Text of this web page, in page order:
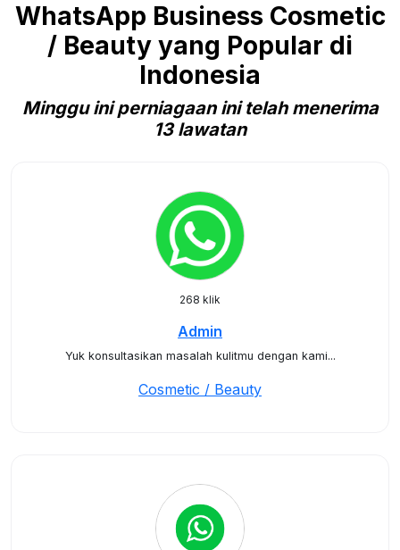
WhatsApp Business Cosmetic
/ Beauty yang Popular di
Indonesia
Minggu ini perniagaan ini telah menerima
13 lawatan
268 klik
Admin
Yuk konsultasikan masalah kulitmu dengan kami...
Cosmetic / Beauty